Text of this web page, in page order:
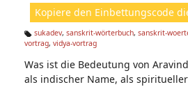
Kopiere den Einbettungscode
Ta
s:
sukadev, sanskrit-wörterbuch, sanskrit-
vortrag, vidya-vortrag
Was ist die Bedeutung von
als indischer Name, als